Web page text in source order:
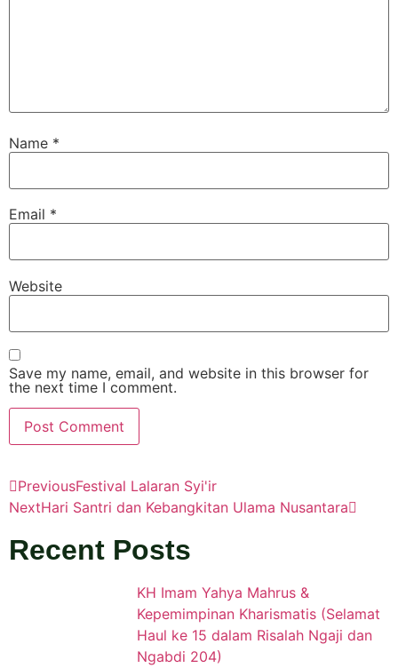
Name *
Email *
Website
Save my name, email, and website in this browser for
the next time I comment.
PreviousFestival Lalaran Syi'ir
NextHari Santri dan Kebangkitan Ulama Nusantara
Recent Posts
KH Imam Yahya Mahrus &
Kepemimpinan Kharismatis (Selamat
Haul ke 15 dalam Risalah Ngaji dan
Ngabdi 204)